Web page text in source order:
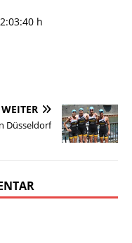
h
WEITER
Düsseldorf